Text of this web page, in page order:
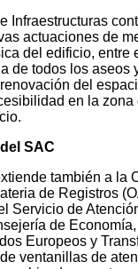
Infraestructuras
actuaciones de
del edificio, entre
de todos los aseos
del
en la zona
SAC
también a la
de Registros
Servicio de
de
Europeos y
ventanillas de